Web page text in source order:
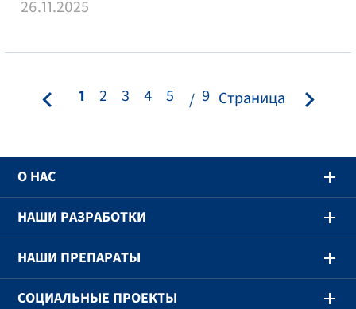
26.11.2025
1 2 3 4 5 9 Страница
О НАС
НАШИ РАЗРАБОТКИ
НАШИ ПРЕПАРАТЫ
СОЦИАЛЬНЫЕ ПРОЕКТЫ